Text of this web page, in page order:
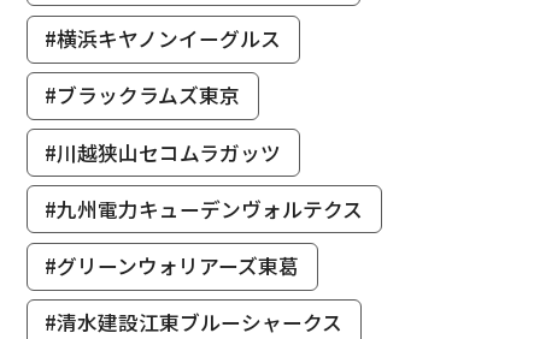
#横浜キヤノンイーグルス
#ブラックラムズ東京
#川越狭山セコムラガッツ
#九州電力キューデンヴォルテクス
#グリーンウォリアーズ東葛
#清水建設江東ブルーシャークス